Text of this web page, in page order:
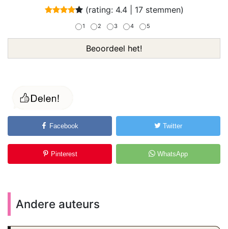
(rating: 4.4| 17stemmen)
1 2 3 4 5
Beoordeel het!
Facebook Twitter
Pinterest WhatsApp
Andere auteurs